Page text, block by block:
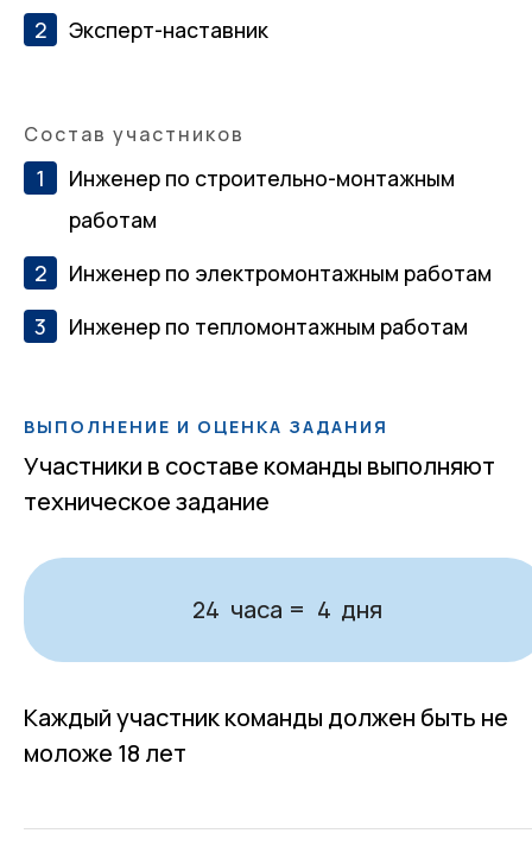
Эксперт-наставник
Состав участников
Инженер по строительно-монтажным
работам
Инженер по электромонтажным работам
Инженер по тепломонтажным работам
ВЫПОЛНЕНИЕ И ОЦЕНКА ЗАДАНИЯ
Участники в составе команды выполняют
техническое задание
24 часа = 4 дня
Каждый участник команды должен быть не
моложе 18 лет